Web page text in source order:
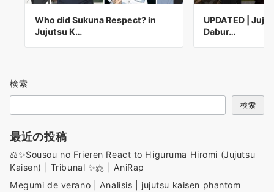
Who did Sukuna Respect? in
Jujutsu K…
UPDATED |
Dabur…
検索
検索
最近の投稿
⚖️✨️Sousou no Frieren React to Higuruma Hiromi (Jujutsu
Kaisen) | Tribunal ✨️⚖️ | AniRap
Megumi de verano | Analisis | jujutsu kaisen phantom